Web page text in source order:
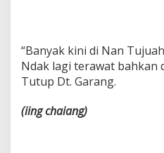
“Banyak kini di Nan
Ndak lagi terawat bahkan
Tutup Dt. Garang.
(iingchaiang)